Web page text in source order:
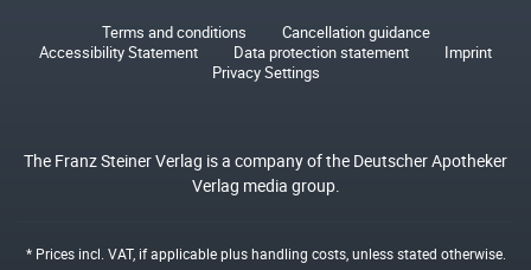
Terms and conditions
Cancellation guidance
Accessibility Statement
Data protection statement
Imprint
Privacy Settings
The Franz Steiner Verlag is a company of the Deutscher Apotheker
Verlag media group.
* Prices incl. VAT, if applicable plushandling costs, unless stated otherwise.